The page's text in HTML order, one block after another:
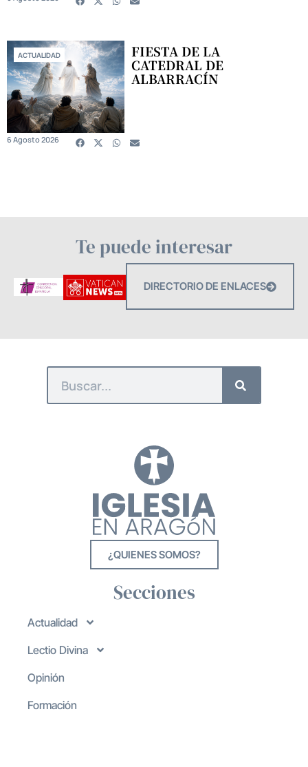
ACTUALIDAD FIESTA DE LA
CATEDRAL DE
ALBARRACÍN
6 Agosto 2026
Te puede interesar
DIRECTORIO DE ENLACES
¿QUIENES SOMOS?
Secciones
Actualidad
Lectio Divina
Opinión
Formación